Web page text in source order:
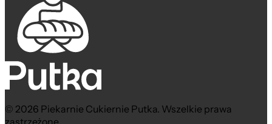
© 2026 Piekarnie Cukiernie Putka. Wszelkie prawa